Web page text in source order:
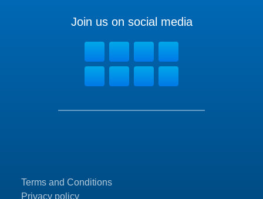
Terms and Conditions
Privacy policy
Join us on social media